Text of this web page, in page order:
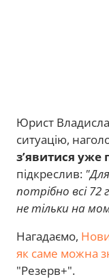
Юрист
ситуацію,
з’явитися уже
підкреслив: "Для
потрібно всі
не тільки на
Нагадаємо,
як саме можна
"Резерв+".